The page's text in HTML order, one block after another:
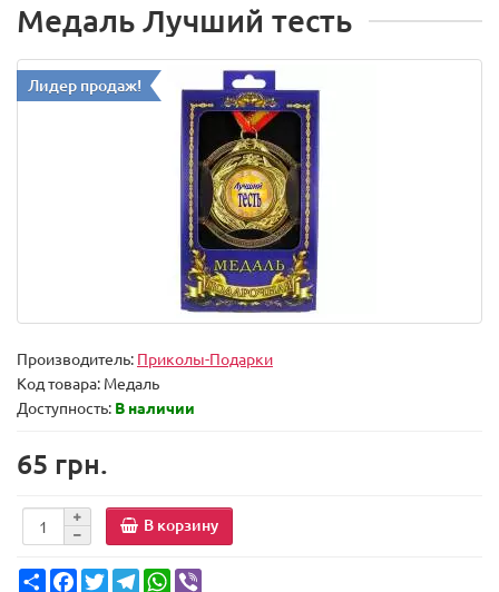
Медаль Лучший тесть
Лидер продаж!
Производитель: Приколы-Подарки
Код товара: Медаль
Доступность: В наличии
65 грн.
В корзину
Share FacebookTwitterTelegramWhatsApp